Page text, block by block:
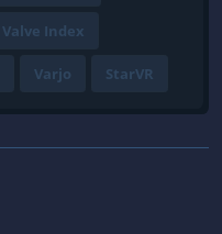
Valve Index
Varjo StarVR